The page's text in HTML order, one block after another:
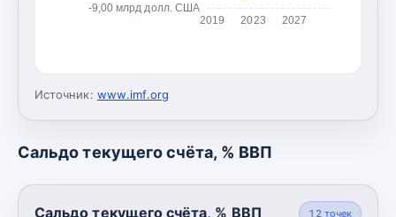
-9,00 млрд долл. США
2019 2023 2027
Источник: www.imf.org
Сальдо текущего счёта, % ВВП
Сальдо текущего счёта, % ВВП 12 точек